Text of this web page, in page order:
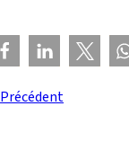
Précédent